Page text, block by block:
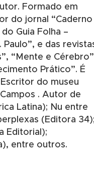
Formado em
do jornal “Caderno
Guia Folha –
Paulo”, e das
“Mente e
Prático”. É
do museu
. Autor de
Latina); Nu entre
(Editora 34);
Editorial);
entre outros.